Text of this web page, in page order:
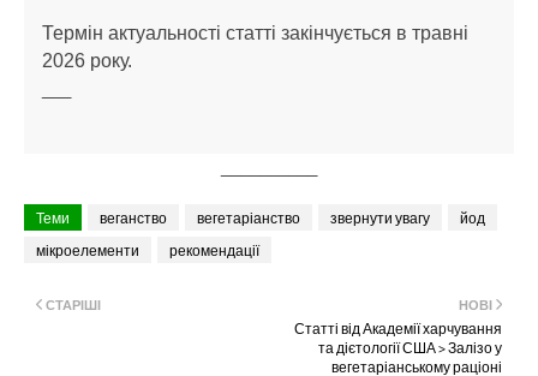
Термін актуальності статті закінчується в травні
2026 року.
Теми веганство вегетаріанство звернути увагу
йод
мікроелементи
рекомендації
НОВІ
Статті від Академії харчування
та дієтології США > Залізо у
вегетаріанському раціоні
СТАРІШІ